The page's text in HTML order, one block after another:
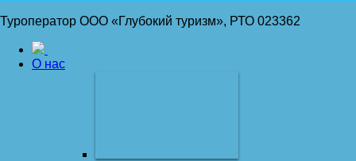
Туроператор ООО «Глубокий туризм», РТО 023362
О нас